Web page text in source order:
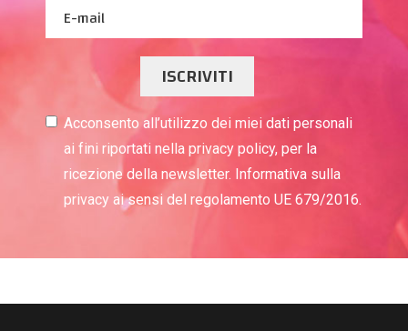
ISCRIVITI
Acconsento all’utilizzo dei miei dati personali
ai fini riportati nella privacy policy, per la
ricezione della newsletter. Informativa sulla
privacy ai sensi del regolamento UE 679/2016.